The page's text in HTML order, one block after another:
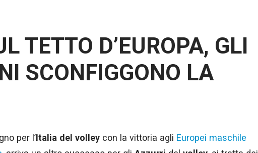
TETTO D’EUROPA, GLI
SCONFIGGONO LA
per l’Italia del volley con la vittoria agli Europei maschile